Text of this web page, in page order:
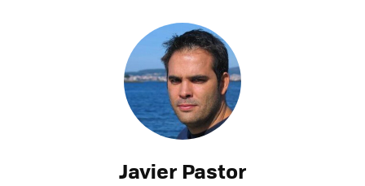
Javier Pastor